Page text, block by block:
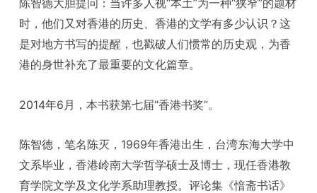
陈智德大胆提问：当许多人视“本土”为一种“狭窄”的题材
时，他们又对香港的历史、香港的文学有多少认识？这
是对地方书写的提醒，也戳破人们惯常的历史观，为香
港的身世补充了最重要的文化篇章。
2014年6月，本书获第七届“香港书奖”。
陈智德，笔名陈灭，1969年香港出生，台湾东海大学中
文系毕业，香港岭南大学哲学硕士及博士，现任香港教
育学院文学及文化学系助理教授。评论集《愔斋书话》